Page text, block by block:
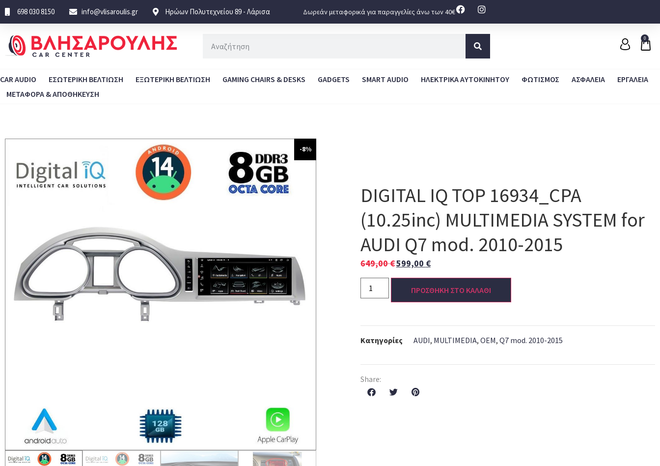
698 030 8150 info@vlisaroulis.gr Ηρώων Πολυτεχνείου 89 - Λάρισα Δωρεάν μεταφορικά για παραγγελίες άνω των 40€
0
CAR AUDIO ΕΣΩΤΕΡΙΚΗ ΒΕΛΤΙΩΣΗ ΕΞΩΤΕΡΙΚΗ ΒΕΛΤΙΩΣΗ GAMING CHAIRS & DESKS GADGETS SMART AUDIO ΗΛΕΚΤΡΙΚΑ ΑΥΤΟΚΙΝΗΤΟΥ ΦΩΤΙΣΜΟΣ ΑΣΦΑΛΕΙΑ
ΕΡΓΑΛΕΙΑ
ΜΕΤΑΦΟΡΑ & ΑΠΟΘΗΚΕΥΣΗ
-8%
DIGITAL IQ TOP 16934_CPA
(10.25inc) MULTIMEDIA SYSTEM for
AUDI Q7 mod. 2010-2015
649,00€599,00 €
ΠΡΟΣΘΗΚΗ ΣΤΟ ΚΑΛΑΘΙ
Κατηγορίες AUDI, MULTIMEDIA, OEM, Q7 mod. 2010-2015
Share: